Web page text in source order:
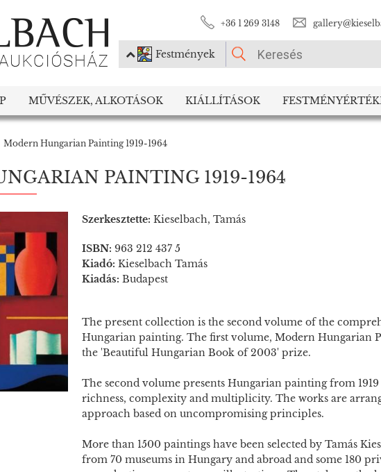
+36 1 269 3148
Festmények
Festmények
MŰVÉSZEK, ALKOTÁSOK KIÁLLÍTÁSOK
Modern Hungarian Painting 1919-1964
PAINTING 1919-1964
Szerkesztette: Kieselbach, Tamás
ISBN: 963 212 437 5
Kiadó: Kieselbach Tamás
Kiadás: Budapest
The present collection is the second volume of the
Hungarian painting. The first volume, Modern Hungarian
the 'Beautiful Hungarian Book of 2003' prize.
The second volume presents Hungarian painting from
richness, complexity and multiplicity. The works are
approach based on uncompromising principles.
More than 1500 paintings have been selected by Tamás
from 70 museums in Hungary and abroad and some 180